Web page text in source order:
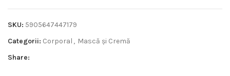
SKU: 5905647447179
Categorii: Corporal , Mască și Cremă
Share: